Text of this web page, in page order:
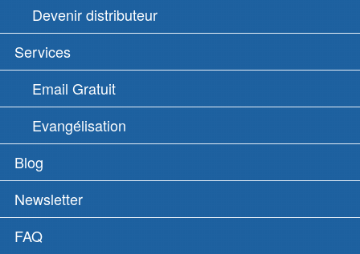
Devenir distributeur
Services
Email Gratuit
Evangélisation
Blog
Newsletter
FAQ